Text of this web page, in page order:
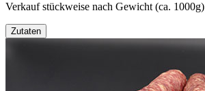
Verkauf stückweise nach Gewicht (ca. 1000g)
Zutaten